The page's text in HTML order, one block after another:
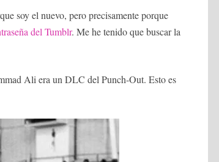
soy el nuevo, pero precisamente porque
del Tumblr. Me he tenido que buscar la
Ali era un DLC del Punch-Out. Esto es